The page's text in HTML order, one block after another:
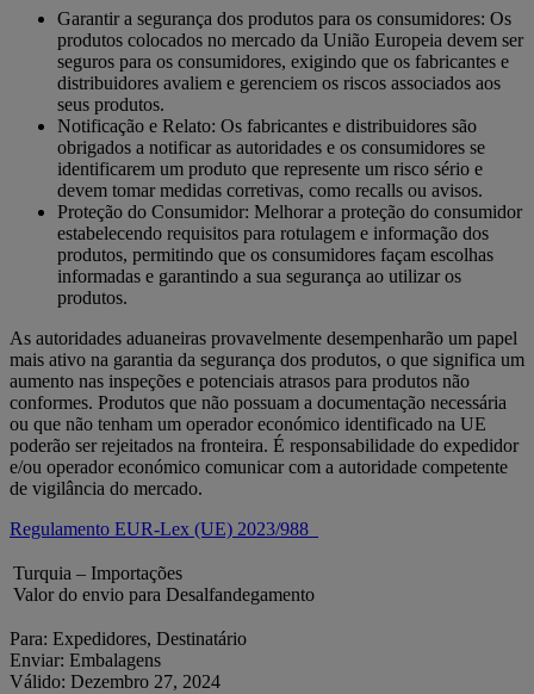
Garantir a segurança dos produtos para os consumidores: Os
produtos colocados no mercado da União Europeia devem ser
seguros para os consumidores, exigindo que os fabricantes e
distribuidores avaliem e gerenciem os riscos associados aos
seus produtos.
Notificação e Relato: Os fabricantes e distribuidores são
obrigados a notificar as autoridades e os consumidores se
identificarem um produto que represente um risco sério e
devem tomar medidas corretivas, como recalls ou avisos.
Proteção do Consumidor: Melhorar a proteção do consumidor
estabelecendo requisitos para rotulagem e informação dos
produtos, permitindo que os consumidores façam escolhas
informadas e garantindo a sua segurança ao utilizar os
produtos.
As autoridades aduaneiras provavelmente desempenharão um papel
mais ativo na garantia da segurança dos produtos, o que significa um
aumento nas inspeções e potenciais atrasos para produtos não
conformes. Produtos que não possuam a documentação necessária
ou que não tenham um operador económico identificado na UE
poderão ser rejeitados na fronteira. É responsabilidade do expedidor
e/ou operador económico comunicar com a autoridade competente
de vigilância do mercado.
Regulamento EUR-Lex (UE) 2023/988
Turquia – Importações
Valor do envio para Desalfandegamento
Para: Expedidores, Destinatário
Enviar: Embalagens
Válido: Dezembro 27, 2024